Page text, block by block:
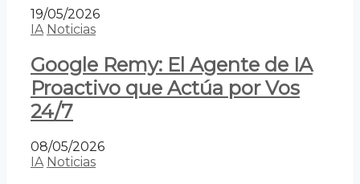
19/05/2026
IA Noticias
Google Remy: El Agente de IA
Proactivo que Actúa por Vos
24/7
08/05/2026
IA Noticias